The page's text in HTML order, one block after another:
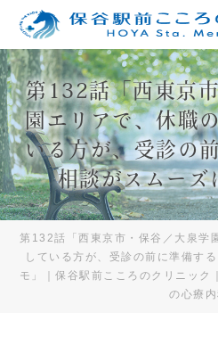
第132話「西東京
園エリアで、休職
いる方が、受診の
相談がスムーズ
第132話「西東京市・保谷／大泉学
している方が、受診の前に準備す
モ」｜保谷駅前こころのクリニック
の心療内